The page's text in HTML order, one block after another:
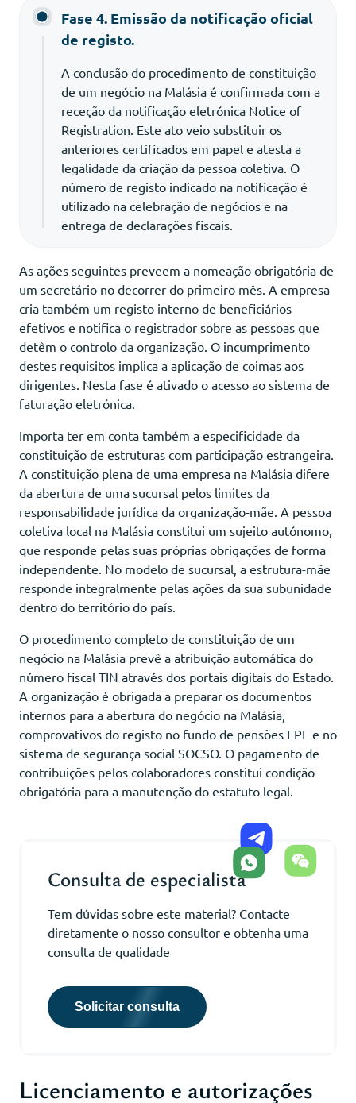
Fase 4. Emissão da notificação oficial
de registo.
A conclusão do procedimento de constituição
de um negócio na Malásia é confirmada com a
receção da notificação eletrónica Notice of
Registration. Este ato veio substituir os
anteriores certificados em papel e atesta a
legalidade da criação da pessoa coletiva. O
número de registo indicado na notificação é
utilizado na celebração de negócios e na
entrega de declarações fiscais.
As ações seguintes preveem a nomeação obrigatória de
um secretário no decorrer do primeiro mês. A empresa
cria também um registo interno de beneficiários
efetivos e notifica o registrador sobre as pessoas que
detêm o controlo da organização. O incumprimento
destes requisitos implica a aplicação de coimas aos
dirigentes. Nesta fase é ativado o acesso ao sistema de
faturação eletrónica.
Importa ter em conta também a especificidade da
constituição de estruturas com participação estrangeira.
A constituição plena de uma empresa na Malásia difere
da abertura de uma sucursal pelos limites da
responsabilidade jurídica da organização-mãe. A pessoa
coletiva local na Malásia constitui um sujeito autónomo,
que responde pelas suas próprias obrigações de forma
independente. No modelo de sucursal, a estrutura-mãe
responde integralmente pelas ações da sua subunidade
dentro do território do país.
O procedimento completo de constituição de um
negócio na Malásia prevê a atribuição automática do
número fiscal TIN através dos portais digitais do Estado.
A organização é obrigada a preparar os documentos
internos para a abertura do negócio na Malásia,
comprovativos do registo no fundo de pensões EPF e no
sistema de segurança social SOCSO. O pagamento de
contribuições pelos colaboradores constitui condição
obrigatória para a manutenção do estatuto legal.
Consulta de especialista
Tem dúvidas sobre este material? Contacte
diretamente o nosso consultor e obtenha uma
consulta de qualidade
Solicitar consulta
Licenciamento e autorizações